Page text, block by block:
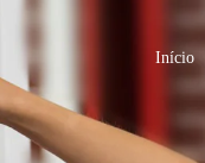
Início